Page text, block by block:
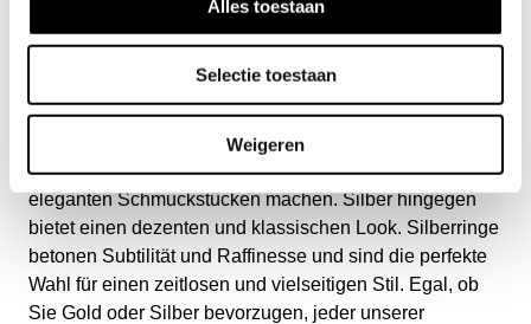
Alles toestaan
Selectie toestaan
Weigeren
zeitlose Schönheit von Gold und Silber. Gold strahlt
Wärme aus und verleiht Ihrem Stil einen Hauch von
Luxus. Unsere Goldringe sind sorgfältig gestaltet und
teilweise mit funkelnden Edelsteinen verziert, die sie zu
eleganten Schmuckstücken machen. Silber hingegen
bietet einen dezenten und klassischen Look. Silberringe
betonen Subtilität und Raffinesse und sind die perfekte
Wahl für einen zeitlosen und vielseitigen Stil. Egal, ob
Sie Gold oder Silber bevorzugen, jeder unserer